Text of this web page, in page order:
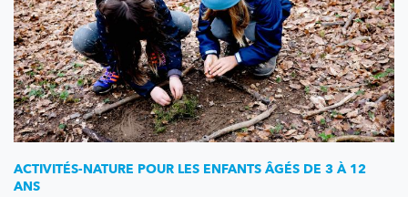
ACTIVITÉS-NATURE POUR LES ENFANTS ÂGÉS DE 3 À 12
ANS